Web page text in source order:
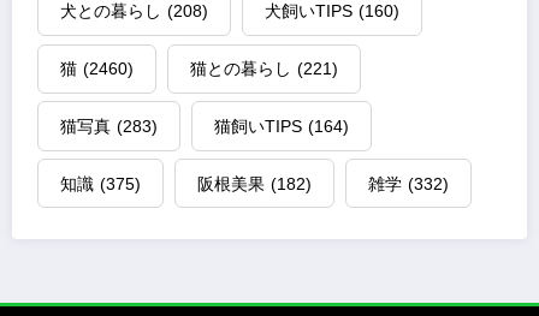
犬との暮らし (208) 犬飼いTIPS (160)
猫 (2460) 猫との暮らし (221)
猫写真 (283) 猫飼いTIPS (164)
知識 (375) 阪根美果 (182) 雑学 (332)